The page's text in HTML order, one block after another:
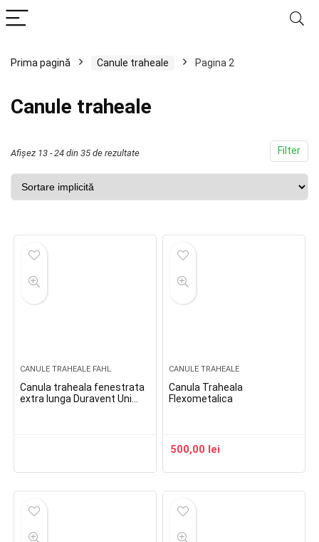
Prima pagină Canule traheale Pagina 2
Canule traheale
Filter
Afișez 13 - 24 din 35 de rezultate
CANULE TRAHEALE FAHL
Canula traheala fenestrata
extra lunga Duravent Uni
CANULE TRAHEALE
Canula Traheala
Flexometalica
500,00 lei